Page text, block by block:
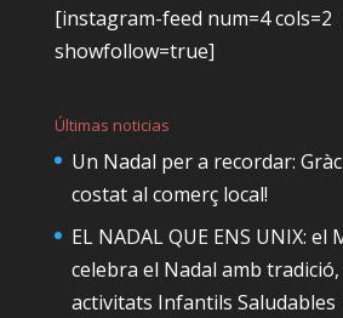
[instagram-feed num=4 cols=2
showfollow=true]
Últimas noticias
Un Nadal per a recordar:
costat al comerç local!
EL NADAL QUE ENS UNIX: el
celebra el Nadal amb
activitats Infantils Saludables